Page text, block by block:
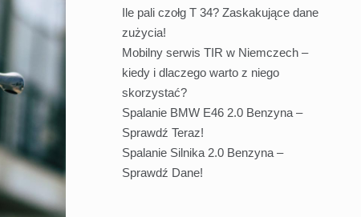
Ile pali czołg T 34? Zaskakujące dane
zużycia!
Mobilny serwis TIR w Niemczech –
kiedy i dlaczego warto z niego
skorzystać?
Spalanie BMW E46 2.0 Benzyna –
Sprawdź Teraz!
Spalanie Silnika 2.0 Benzyna –
Sprawdź Dane!